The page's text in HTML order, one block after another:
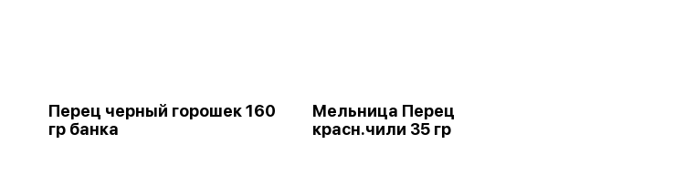
Перец черный горошек 160
гр банка
Мельница Перец
красн.чили 35 гр